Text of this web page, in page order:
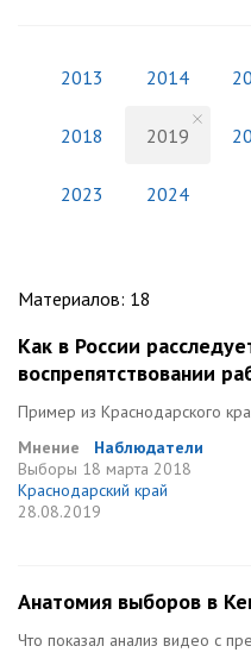
2013 2014
2018 2019
2023 2024
Материалов: 18
Как в России
воспрепятствовании
Пример из Краснодарского
Мнение
Наблюдатели
Выборы 18 марта 2018
Краснодарский край
28.08.2019
Анатомия выборов в
Что показал анализ видео с